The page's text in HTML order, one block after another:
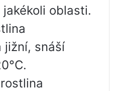
oblasti.
jižní, snáší